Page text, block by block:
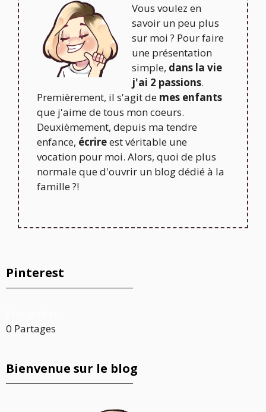
Vous voulez en
savoir un peu plus
sur moi ? Pour faire
une présentation
simple, dans la vie
j'ai 2 passions.
Premièrement, il s'agit de mes enfants
que j'aime de tous mon coeurs.
Deuxièmement, depuis ma tendre
enfance, écrireest véritable une
vocation pour moi. Alors, quoi de plus
normale que d'ouvrir un blog dédié à la
famille ?!
Pinterest
0 Partages
Bienvenue sur le blog